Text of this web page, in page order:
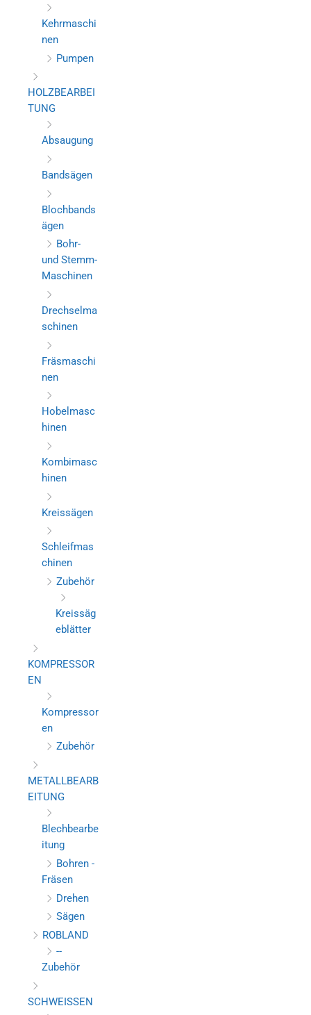
Kehrmaschi
nen
Pumpen
HOLZBEARBEI
TUNG
Absaugung
Bandsägen
Blochbands
ägen
Bohr-
und Stemm-
Maschinen
Drechselma
schinen
Fräsmaschi
nen
Hobelmasc
hinen
Kombimasc
hinen
Kreissägen
Schleifmas
chinen
Zubehör
Kreissäg
eblätter
KOMPRESSOR
EN
Kompressor
en
Zubehör
METALLBEARB
EITUNG
Blechbearbe
itung
Bohren -
Fräsen
Drehen
Sägen
ROBLAND
--
Zubehör
SCHWEISSEN